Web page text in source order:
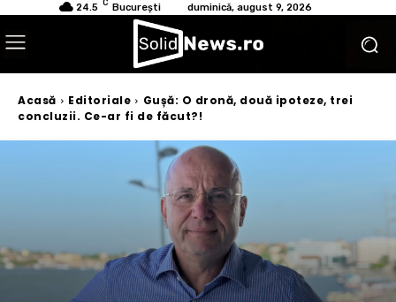
24.5 C București duminică, august 9, 2026
Acasă Editoriale
Gușă: O dronă, două ipoteze, trei
concluzii. Ce-ar fi de făcut?!